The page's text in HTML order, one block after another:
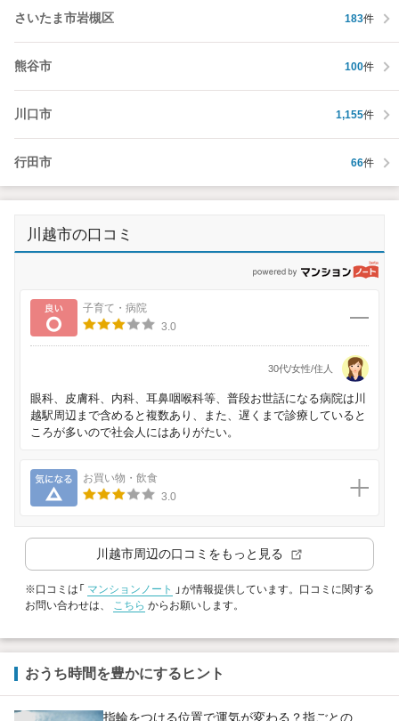
さいたま市岩槻区 183件
熊谷市 100件
川口市 1,155件
行田市 66件
川越市の口コミ
良い
子育て・病院
3.0
30代/女性/住人
眼科、皮膚科、内科、耳鼻咽喉科等、普段お世話になる病院は川
越駅周辺まで含めると複数あり、また、遅くまで診療していると
ころが多いので社会人にはありがたい。
気になる
お買い物・飲食
3.0
川越市周辺の口コミをもっと見る
※口コミは「 マンションノート
」が情報提供しています。口コミに関する
お問い合わせは、 こちら からお願いします。
おうち時間を豊かにするヒント
指輪をつける位置で運気が変わる？指ごとの